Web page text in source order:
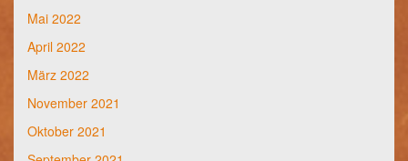
Mai 2022
April 2022
März 2022
November 2021
Oktober 2021